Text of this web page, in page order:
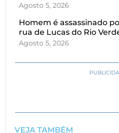
Agosto 5, 2026
Homem é assassinado
rua de Lucas do Rio
Agosto 5, 2026
VEJA TAMBÉM